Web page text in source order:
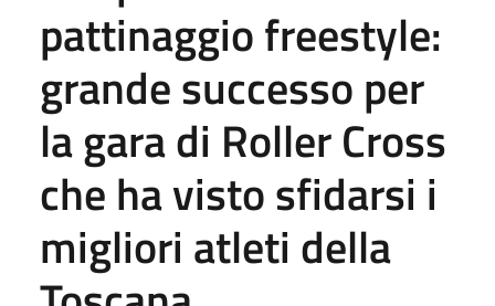
pattinaggio freestyle:
grande successo per
la gara di Roller Cross
che ha visto sfidarsi i
migliori atleti della